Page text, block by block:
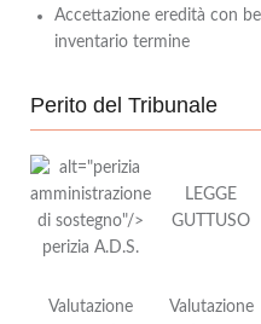
Accettazione eredità con
inventario termine
Perito del Tribunale
perizia A.D.S.
LEGGE
GUTTUSO
Valutazione
Valutazione